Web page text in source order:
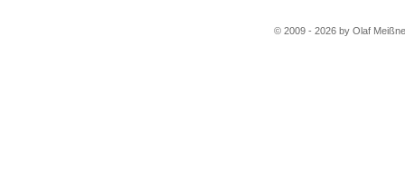
© 2009 - 2026 by Olaf